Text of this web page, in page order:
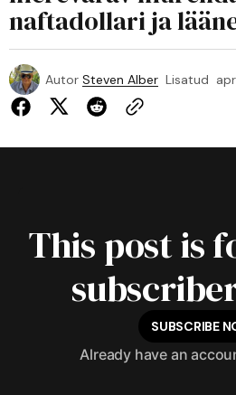
naftadollari ja
Autor Steven Alber Lisatud
This post is
SUBSCRIBE
Already have an